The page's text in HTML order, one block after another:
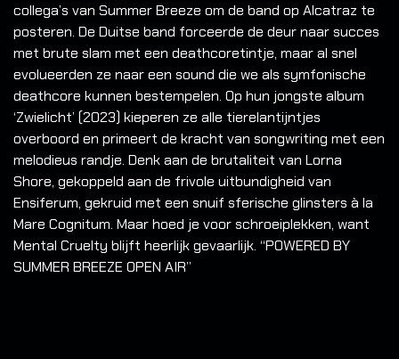
collega’s van Summer Breeze om de band op Alcatraz te
posteren. De Duitse band forceerde de deur naar succes
met brute slam met een deathcoretintje, maar al snel
evolueerden ze naar een sound die we als symfonische
deathcore kunnen bestempelen. Op hun jongste album
‘Zwielicht’ (2023) kieperen ze alle tierelantijntjes
overboord en primeert de kracht van songwriting met een
melodieus randje. Denk aan de brutaliteit van Lorna
Shore, gekoppeld aan de frivole uitbundigheid van
Ensiferum, gekruid met een snuif sferische glinsters à la
Mare Cognitum. Maar hoed je voor schroeiplekken, want
Mental Cruelty blijft heerlijk gevaarlijk. “POWERED BY
SUMMER BREEZE OPEN AIR”